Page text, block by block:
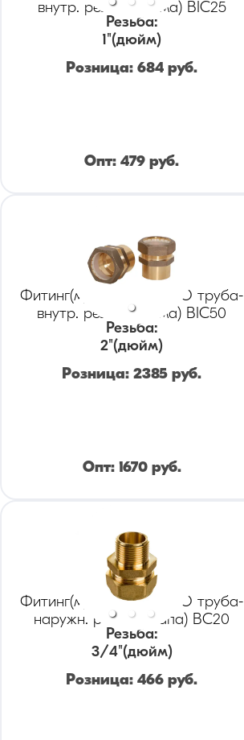
внутр. резьба (мама) BIC25
Резьба:
1 "(дюйм)
Розница: 684 руб.
Опт: 479 руб.
Фитинг(муфта) KOFULSO труба-
внутр. резьба (мама) BIC50
Резьба:
2"(дюйм)
Розница: 2385 руб.
Опт: 1670руб.
Фитинг(муфта) KOFULSO труба-
наружн. резьба (папа) BC20
Резьба:
3/4"(дюйм)
Розница: 466 руб.